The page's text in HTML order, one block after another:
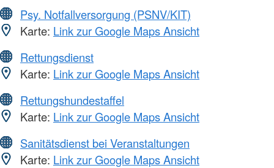
Psy. Notfallversorgung (PSNV/KIT)
Karte: Link zur Google Maps Ansicht
Rettungsdienst
Karte: Link zur Google Maps Ansicht
Rettungshundestaffel
Karte: Link zur Google Maps Ansicht
Sanitätsdienst bei Veranstaltungen
Karte: Link zur Google Maps Ansicht